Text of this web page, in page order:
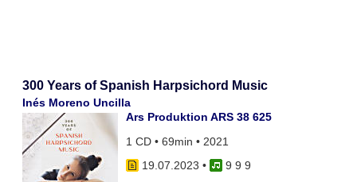
300 Years of Spanish Harpsichord Music
Inés Moreno Uncilla
Ars Produktion ARS 38 625
1 CD • 69min • 2021
19.07.2023 •
9 9 9